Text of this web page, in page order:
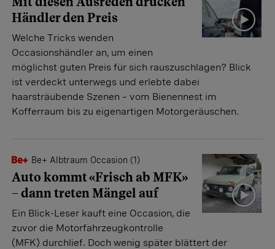
Händler den Preis
Welche Tricks wenden
Occasionshändler an, um einen
möglichst guten Preis für sich rauszuschlagen? Blick
ist verdeckt unterwegs und erlebte dabei
haarsträubende Szenen – vom Bienennest im
Kofferraum bis zu eigenartigen Motorgeräuschen.
Be+ Albtraum Occasion (1)
Auto kommt «Frisch ab MFK»
– dann treten Mängel auf
Ein Blick-Leser kauft eine Occasion, die
zuvor die Motorfahrzeugkontrolle
(MFK) durchlief. Doch wenig später blättert der